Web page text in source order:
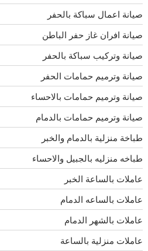
صيانة اعمال سباكة بالحفر
صيانة افران غاز حفر الباطن
صيانة وتركيب سباكة بالحفر
صيانة وترميم حمامات الحفر
صيانة وترميم حمامات بالاحساء
صيانة وترميم حمامات بالدمام
طباخة منزلية بالدمام والخبر
طباخه منزليه بالجبيل والاحساء
عاملات بالساعة الخبر
عاملات بالساعه الدمام
عاملات بالشهر الدمام
عاملات منزلية بالساعة